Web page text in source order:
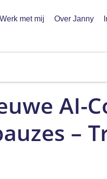
Werk met mij Over Janny
AI-
–